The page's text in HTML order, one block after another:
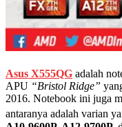
Asus X555QG adalah
APU “Bristol Ridge”
2016. Notebook ini juga
antaranya adalah varian